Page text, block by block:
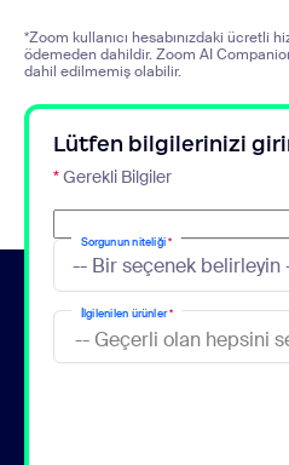
*Zoom kullanıcı hesabınızdaki ücretli
ödemeden dahildir. Zoom AI
dahil edilmemiş olabilir.
Lütfen bilgilerinizi
*Gerekli Bilgiler
E-posta*
Sorgunun niteliği*
İlgilenilen ürünler*